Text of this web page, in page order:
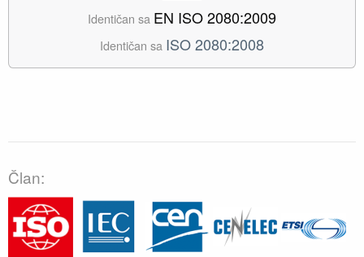
Identičan sa EN ISO 2080:2009
Identičan sa ISO 2080:2008
Član: